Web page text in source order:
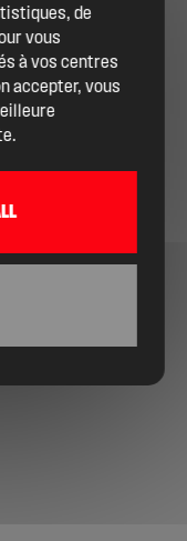
de
vous
à vos centres
accepter, vous